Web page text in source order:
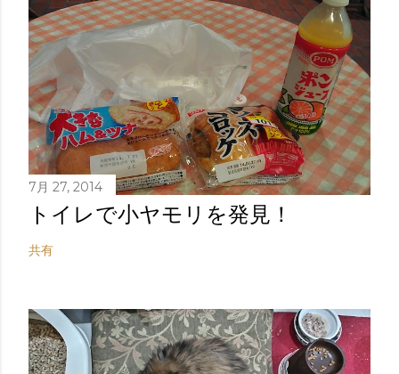
7月 27, 2014
トイレで小ヤモリを発見！
共有